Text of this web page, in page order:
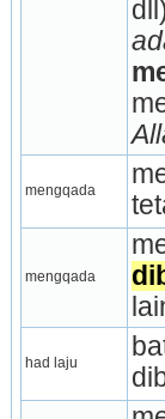
mengqada
mengqada
had laju